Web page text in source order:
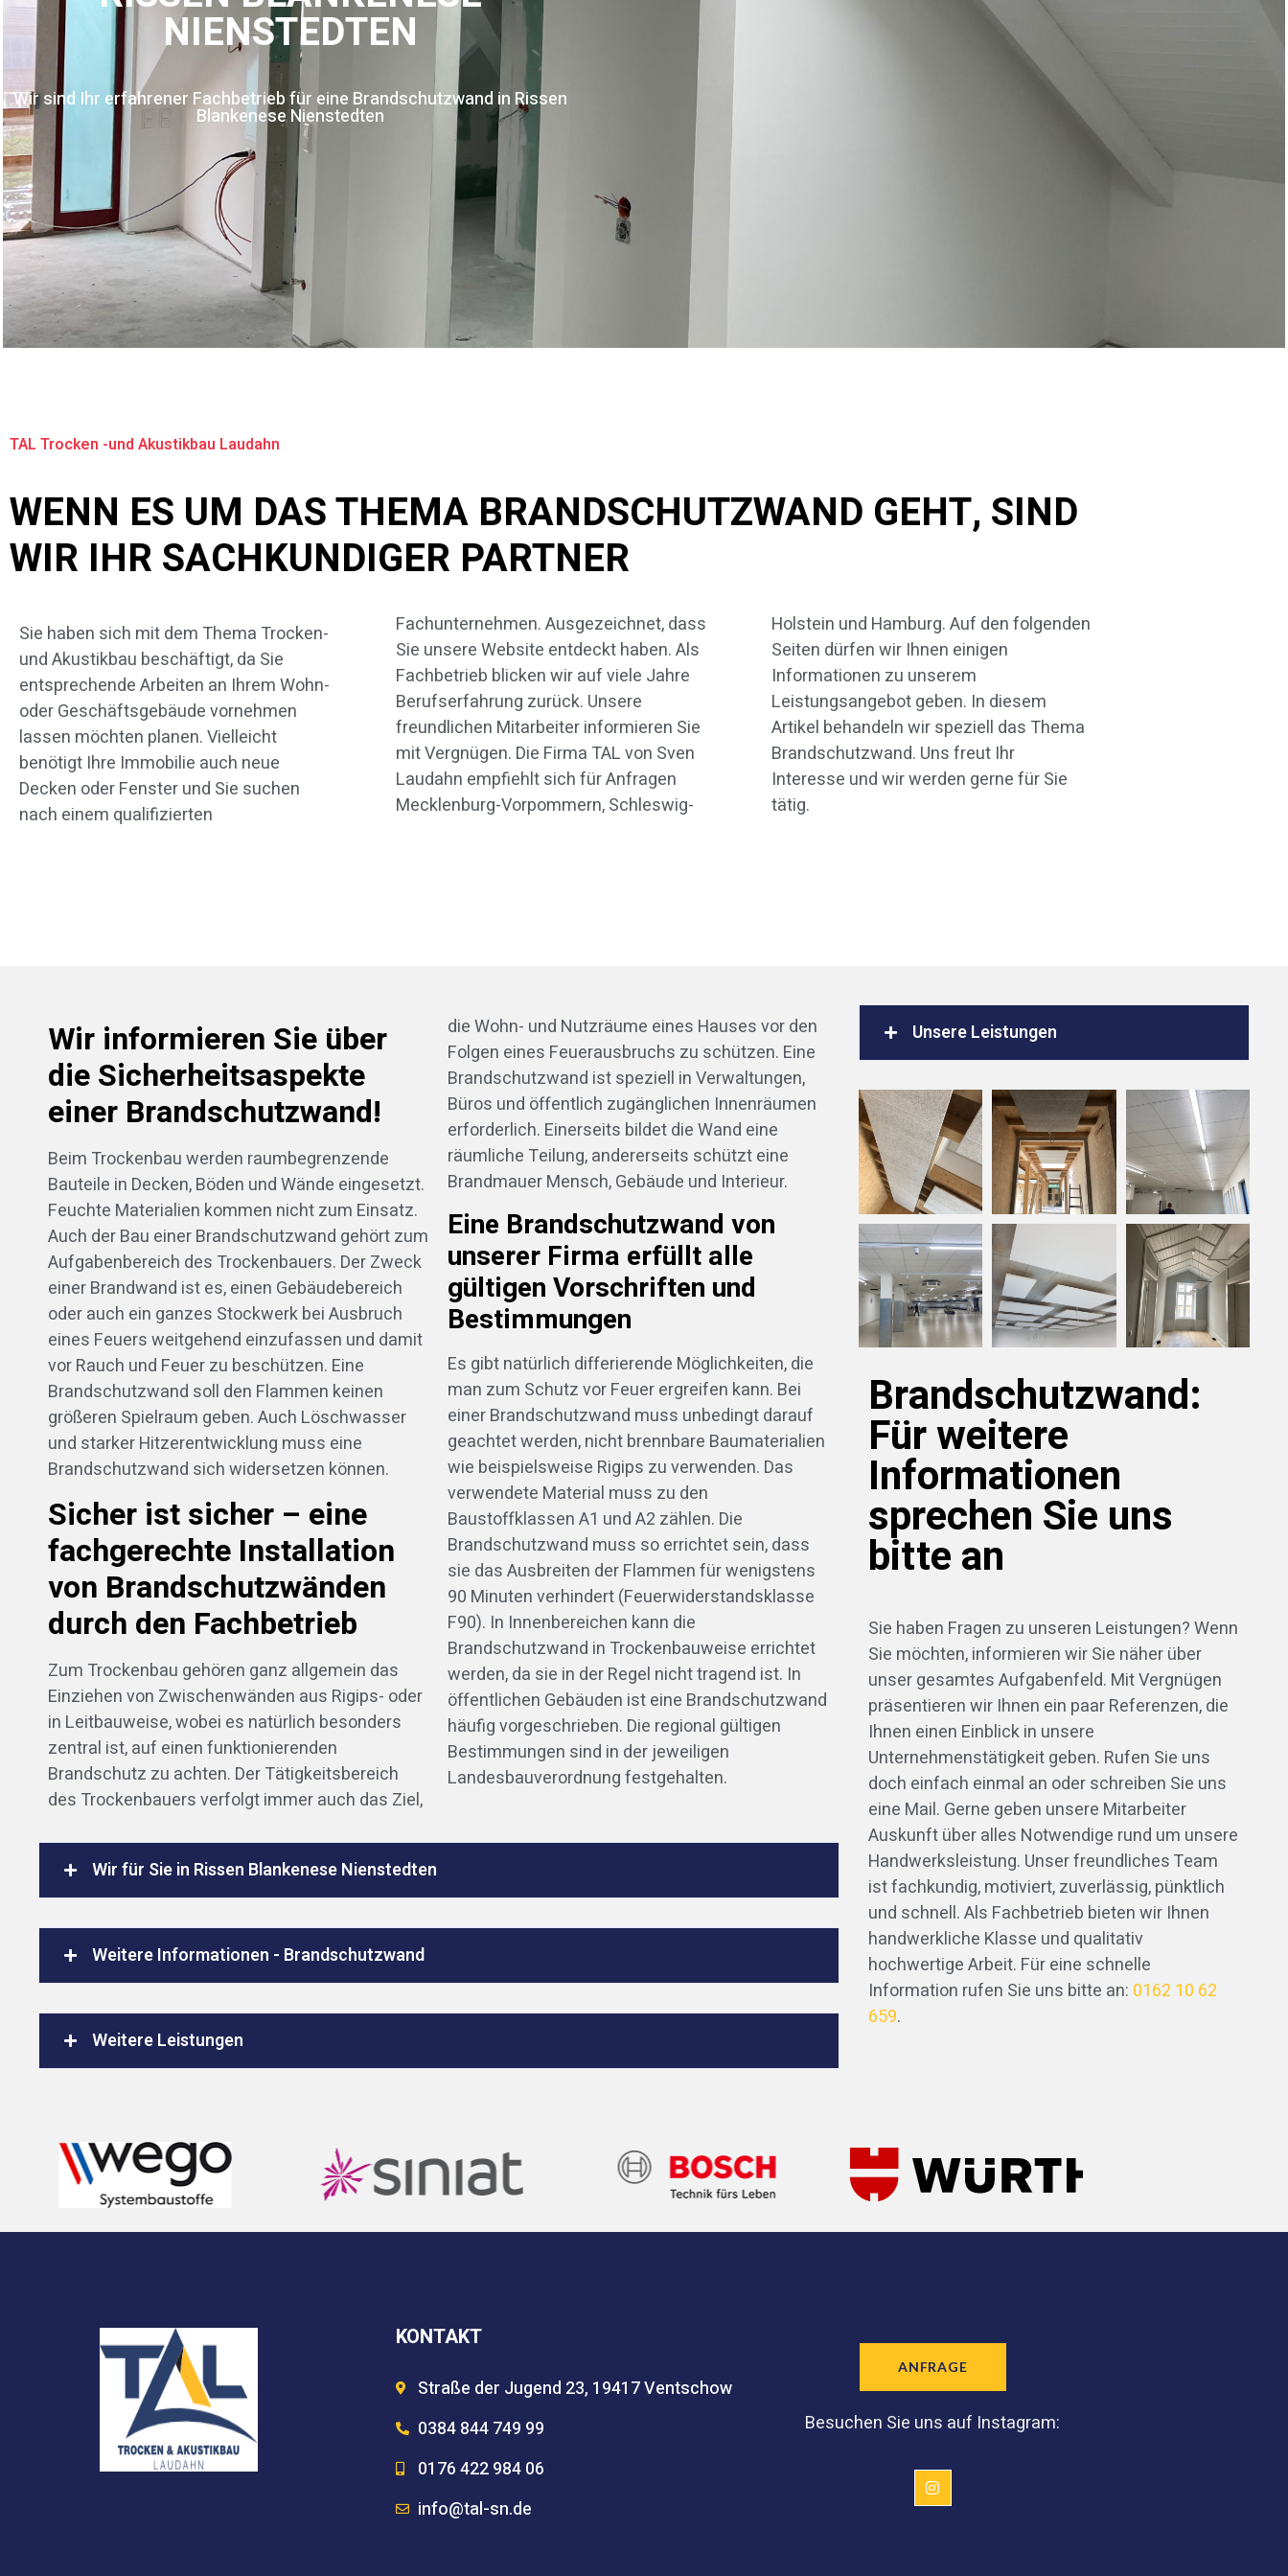
NIENSTEDTEN
Wir sind Ihr erfahrener Fachbetrieb für eine Brandschutzwand in Rissen
Blankenese Nienstedten
TAL Trocken -und Akustikbau Laudahn
WENN ES UM DAS THEMA BRANDSCHUTZWAND GEHT, SIND
WIR IHR SACHKUNDIGER PARTNER
Sie haben sich mit dem Thema Trocken-
und Akustikbau beschäftigt, da Sie
entsprechende Arbeiten an Ihrem Wohn-
oder Geschäftsgebäude vornehmen
lassen möchten planen. Vielleicht
benötigt Ihre Immobilie auch neue
Decken oder Fenster und Sie suchen
nach einem qualifizierten
Fachunternehmen. Ausgezeichnet, dass
Sie unsere Website entdeckt haben. Als
Fachbetrieb blicken wir auf viele Jahre
Berufserfahrung zurück. Unsere
freundlichen Mitarbeiter informieren Sie
mit Vergnügen. Die Firma TAL von Sven
Laudahn empfiehlt sich für Anfragen
Mecklenburg-Vorpommern, Schleswig-
Holstein und Hamburg. Auf den folgenden
Seiten dürfen wir Ihnen einigen
Informationen zu unserem
Leistungsangebot geben. In diesem
Artikel behandeln wir speziell das Thema
Brandschutzwand. Uns freut Ihr
Interesse und wir werden gerne für Sie
tätig.
Wir informieren Sie über
die Sicherheitsaspekte
einer Brandschutzwand!
Beim Trockenbau werden raumbegrenzende
Bauteile in Decken, Böden und Wände eingesetzt.
Feuchte Materialien kommen nicht zum Einsatz.
Auch der Bau einer Brandschutzwand gehört zum
Aufgabenbereich des Trockenbauers. Der Zweck
einer Brandwand ist es, einen Gebäudebereich
oder auch ein ganzes Stockwerk bei Ausbruch
eines Feuers weitgehend einzufassen und damit
vor Rauch und Feuer zu beschützen. Eine
Brandschutzwand soll den Flammen keinen
größeren Spielraum geben. Auch Löschwasser
und starker Hitzerentwicklung muss eine
Brandschutzwand sich widersetzen können.
Sicher ist sicher – eine
fachgerechte Installation
von Brandschutzwänden
durch den Fachbetrieb
Zum Trockenbau gehören ganz allgemein das
Einziehen von Zwischenwänden aus Rigips- oder
in Leitbauweise, wobei es natürlich besonders
zentral ist, auf einen funktionierenden
Brandschutz zu achten. Der Tätigkeitsbereich
des Trockenbauers verfolgt immer auch das Ziel,
die Wohn- und Nutzräume eines Hauses vor den
Folgen eines Feuerausbruchs zu schützen. Eine
Brandschutzwand ist speziell in Verwaltungen,
Büros und öffentlich zugänglichen Innenräumen
erforderlich. Einerseits bildet die Wand eine
räumliche Teilung, andererseits schützt eine
Brandmauer Mensch, Gebäude und Interieur.
Eine Brandschutzwand von
unserer Firma erfüllt alle
gültigen Vorschriften und
Bestimmungen
Es gibt natürlich differierende Möglichkeiten, die
man zum Schutz vor Feuer ergreifen kann. Bei
einer Brandschutzwand muss unbedingt darauf
geachtet werden, nicht brennbare Baumaterialien
wie beispielsweise Rigips zu verwenden. Das
verwendete Material muss zu den
Baustoffklassen A1 und A2 zählen. Die
Brandschutzwand muss so errichtet sein, dass
sie das Ausbreiten der Flammen für wenigstens
90 Minuten verhindert (Feuerwiderstandsklasse
F90). In Innenbereichen kann die
Brandschutzwand in Trockenbauweise errichtet
werden, da sie in der Regel nicht tragend ist. In
öffentlichen Gebäuden ist eine Brandschutzwand
häufig vorgeschrieben. Die regional gültigen
Bestimmungen sind in der jeweiligen
Landesbauverordnung festgehalten.
Wir für Sie in Rissen Blankenese Nienstedten
Weitere Informationen - Brandschutzwand
Weitere Leistungen
Unsere Leistungen
Brandschutzwand:
Für weitere
Informationen
sprechen Sie uns
bitte an
Sie haben Fragen zu unseren Leistungen? Wenn
Sie möchten, informieren wir Sie näher über
unser gesamtes Aufgabenfeld. Mit Vergnügen
präsentieren wir Ihnen ein paar Referenzen, die
Ihnen einen Einblick in unsere
Unternehmenstätigkeit geben. Rufen Sie uns
doch einfach einmal an oder schreiben Sie uns
eine Mail. Gerne geben unsere Mitarbeiter
Auskunft über alles Notwendige rund um unsere
Handwerksleistung. Unser freundliches Team
ist fachkundig, motiviert, zuverlässig, pünktlich
und schnell. Als Fachbetrieb bieten wir Ihnen
handwerkliche Klasse und qualitativ
hochwertige Arbeit. Für eine schnelle
Information rufen Sie uns bitte an: 0162 10 62
659.
KONTAKT
Straße der Jugend 23, 19417 Ventschow
0384 844 749 99
0176 422 984 06
info@tal-sn.de
ANFRAGE
Besuchen Sie uns auf Instagram: